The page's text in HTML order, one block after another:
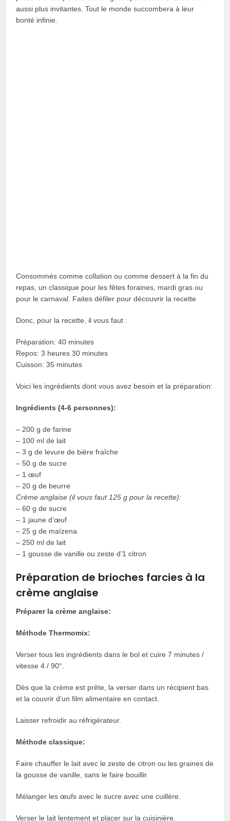
aussi plus invitantes. Tout le monde succombera à leur
bonté infinie.
Consommés comme collation ou comme dessert à la fin du
repas, un classique pour les fêtes foraines, mardi gras ou
pour le carnaval. Faites défiler pour découvrir la recette
Donc, pour la recette, il vous faut :
Préparation: 40 minutes
Repos: 3 heures 30 minutes
Cuisson: 35 minutes
Voici les ingrédients dont vous avez besoin et la préparation:
Ingrédients (4-6 personnes):
– 200 g de farine
– 100 ml de lait
– 3 g de levure de bière fraîche
– 50 g de sucre
– 1 œuf
– 20 g de beurre
Crème anglaise (il vous faut 125 g pour la recette):
– 60 g de sucre
– 1 jaune d’œuf
– 25 g de maïzena
– 250 ml de lait
– 1 gousse de vanille ou zeste d’1 citron
Préparation de brioches farcies à la
crème anglaise
Préparer la crème anglaise:
Méthode Thermomix:
Verser tous les ingrédients dans le bol et cuire 7 minutes /
vitesse 4 / 90°.
Dès que la crème est prête, la verser dans un récipient bas
et la couvrir d’un film alimentaire en contact.
Laisser refroidir au réfrigérateur.
Méthode classique:
Faire chauffer le lait avec le zeste de citron ou les graines de
la gousse de vanille, sans le faire bouillir.
Mélanger les œufs avec le sucre avec une cuillère.
Verser le lait lentement et placer sur la cuisinière.